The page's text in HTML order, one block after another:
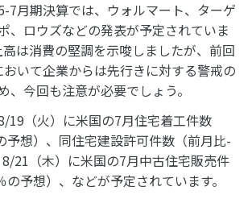
7月期決算では、ウォルマート、ターゲ
、ロウズなどの発表が予定されていま
は消費の堅調を示唆しましたが、前回
いて企業からは先行きに対する警戒の
、今回も注意が必要でしょう。
19（火）に米国の7月住宅着工件数
予想）、同住宅建設許可件数（前月比-
21（木）に米国の7月中古住宅販売件
予想）、などが予定されています。